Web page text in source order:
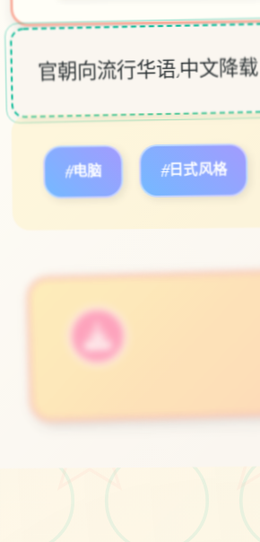
官朝向流行华语,中文降载
#电脑 #日式风格